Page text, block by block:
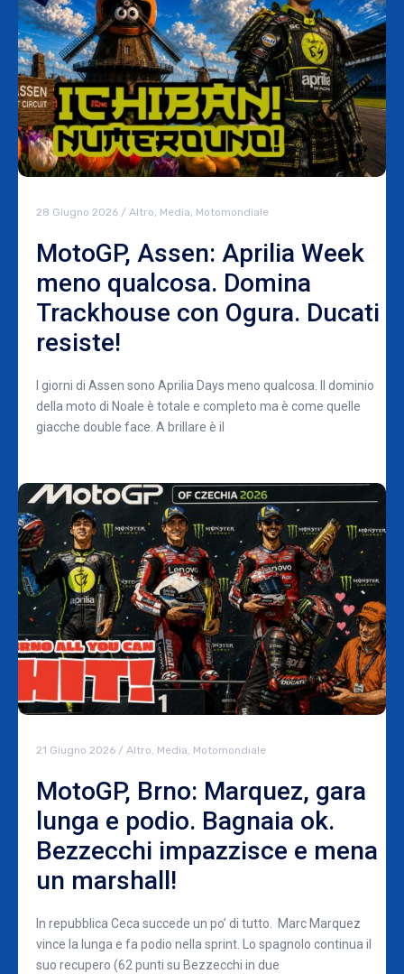
28 Giugno 2026 / Altro Media Motomondiale
MotoGP, Assen: Aprilia Week
meno qualcosa. Domina
Trackhouse con Ogura. Ducati
resiste!
I giorni di Assen sono Aprilia Days meno qualcosa. Il dominio
della moto di Noale è totale e completo ma è come quelle
giacche double face. A brillare è il
21 Giugno 2026 / Altro Media Motomondiale
MotoGP, Brno: Marquez, gara
lunga e podio. Bagnaia ok.
Bezzecchi impazzisce e mena
un marshall!
In repubblica Ceca succede un po’ di tutto. Marc Marquez
vince la lunga e fa podio nella sprint. Lo spagnolo continua il
suo recupero (62 punti su Bezzecchi in due